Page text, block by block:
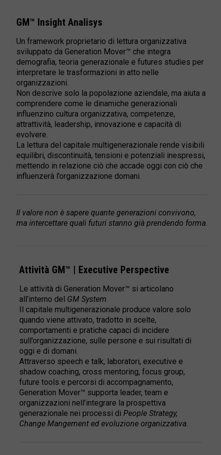
GM™ Insight Analisys
Un framework proprietario di lettura organizzativa
sviluppato da Generation Mover™ che integra
demografia, teoria generazionale e futures studies per
interpretare le trasformazioni in atto nelle
organizzazioni.
Non descrive solo la popolazione aziendale, ma aiuta a
comprendere come le dinamiche generazionali
influenzino cultura organizzativa, competenze,
attrattività, leadership, innovazione e capacità di
evolvere.
La lettura del capitale multigenerazionale rende visibili
equilibri, discontinuità, tensioni e potenziali inespressi,
mettendo in relazione ciò che accade oggi con ciò che
influenzerà l’organizzazione domani.
Il valore non è sapere quante generazioni convivono,
ma intercettare quali futuri stanno già prendendo forma.
Attività GM™ | Executive Perspective
Le attività di Generation Mover™ si articolano
all’interno del GM System.
Il capitale multigenerazionale produce valore solo
quando viene attivato, tradotto in scelte,
comportamenti e pratiche capaci di incidere
sull’organizzazione, sulle persone e sui risultati di
oggi e di domani.
Attraverso speech e talk, laboratori, executive e
shadow coaching, cross mentoring, focus group,
future tools e percorsi di accompagnamento,
Generation Mover™ supporta leader, team e
organizzazioni nell’integrare la prospettiva
generazionale nei processi di People Strategy,
Change Mangement ed evoluzione organizzativa.